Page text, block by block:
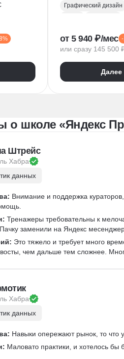
Верстка полиграфической продукции
Разработка фирменного стиля
Графический дизайн
Типографика
Векторная графика
Презентации
от 5 940 ₽/мес
или сразу 145 500
Далее
о школе «Яндекс
Штрейс
Хабра
данных
Внимание и поддержка
Тренажеры требовательны к
заменили на Яндекс
Это тяжело и требует много
чем дальше тем сложнее.
Хабра
данных
Навыки опережают рынок, то что
Маловато практики, и хотелось бы